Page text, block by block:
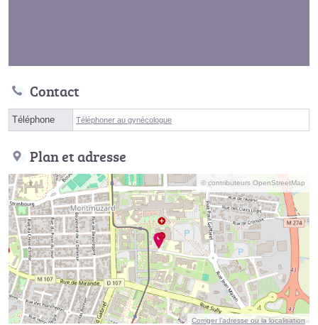
Contact
Téléphone Téléphoner au gynécologue
Plan et adresse
© contributeurs OpenStreetMap
Corriger l’adresse ou la localisation